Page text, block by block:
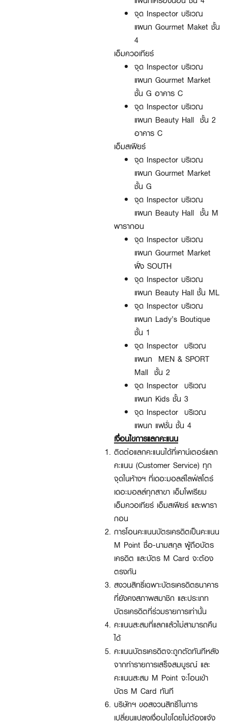
จุด Inspector บริเวณ
แผนก Gourmet Maket ชั้น
4
เอ็มควอเทียร์
จุด Inspector บริเวณ
แผนก Gourmet Market
ชั้น G อาคาร C
จุด Inspector บริเวณ
แผนก Beauty Hall ชั้น 2
อาคาร C
เอ็มสเฟียร์
จุด Inspector บริเวณ
แผนก Gourmet Market
ชั้น G
จุด Inspector บริเวณ
แผนก Beauty Hall ชั้น M
พารากอน
จุด Inspector บริเวณ
แผนก Gourmet Market
ฝั่ง SOUTH
จุด Inspector บริเวณ
แผนก Beauty Hall ชั้น ML
จุด Inspector บริเวณ
แผนก Lady’s Boutique
ชั้น 1
จุด Inspector บริเวณ
แผนก MEN & SPORT
Mall ชั้น 2
จุด Inspector บริเวณ
แผนก Kids ชั้น 3
จุด Inspector บริเวณ
แผนก แฟชั่น ชั้น 4
เงื่อนไขการแลกคะแนน
ติดต่อแลกคะแนนได้ที่เคาน์เตอร์แลก
คะแนน (Customer Service) ทุก
จุดในห้างฯ ที่เดอะมอลล์ไลฟ์สโตร์
เดอะมอลล์ทุกสาขา เอ็มโพเรียม
เอ็มควอเทียร์ เอ็มสเฟียร์ และพารา
กอน
การโอนคะแนนบัตรเครดิตเป็นคะแนน
M Point ชื่อ-นามสกุล ผู้ถือบัตร
เครดิต และบัตร M Card จะต้อง
ตรงกัน
สงวนสิทธิ์เฉพาะบัตรเครดิตธนาคาร
ที่ยังคงสภาพสมาชิก และประเภท
บัตรเครดิตที่ร่วมรายการเท่านั้น
คะแนนสะสมที่แลกแล้วไม่สามารถคืน
ได้
คะแนนบัตรเครดิตจะถูกตัดทันทีหลัง
จากทำรายการเสร็จสมบูรณ์ และ
คะแนนสะสม M Point จะโอนเข้า
บัตร M Card ทันที
บริษัทฯ ขอสงวนสิทธิ์ในการ
เปลี่ยนแปลงเงื่อนไขโดยไม่ต้องแจ้ง